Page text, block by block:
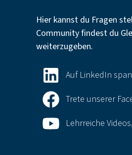
Hier kannst du Fragen
Community findest du
weiterzugeben.
Auf LinkedIn
Trete unserer
Lehrreiche